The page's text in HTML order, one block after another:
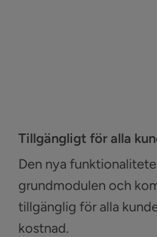
Tillgängligt för alla
Den nya
grundmodulen och
tillgänglig för alla
kostnad.